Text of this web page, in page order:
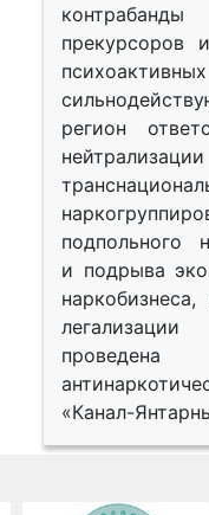
прекурсоров
регион
подпольного
и подрыва
проведена
«Канал-